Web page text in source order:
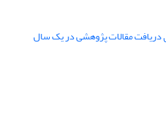
دریافت مقالات پژوهشی در یک سال